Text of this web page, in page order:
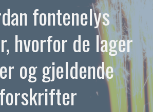
fontenelys
hvorfor de lager
og gjeldende
forskrifter